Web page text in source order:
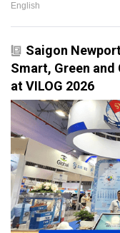
English
Saigon
Smart, Green
at VILOG 2026